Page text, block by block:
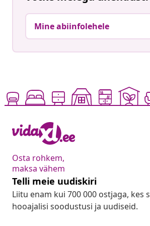
Mine abiinfolehele
Osta rohkem,
maksa vähem
Telli meie uudiskiri
Liitu enam kui 700 000 ostjaga, kes
hooajalisi soodustusi ja uudiseid.